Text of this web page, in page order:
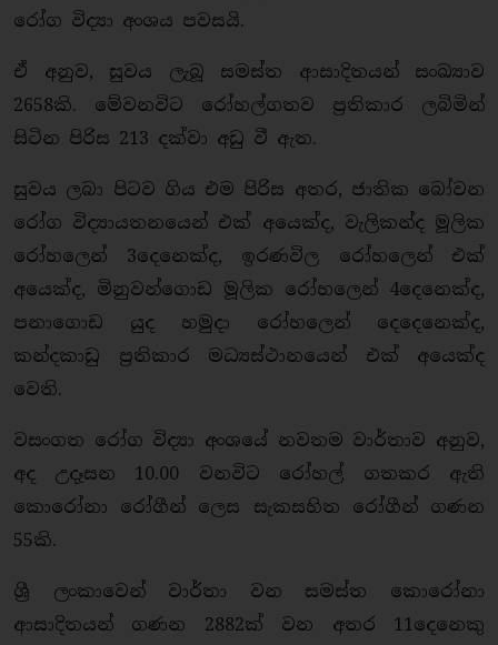
රෝග විද්‍යා අංශය පවසයි.
ඒ අනුව, සුවය ලැබූ සමස්ත ආසාදිතයන් සංඛ්‍යාව
2658කි. මේවනවිට රෝහල්ගතව ප්‍රතිකාර ලබිමින්
සිටින පිරිස 213 දක්වා අඩු වී ඇත.
සුවය ලබා පිටව ගිය එම පිරිස අතර, ජාතික බෝවන
රෝග විද්‍යායතනයෙන් එක් අයෙක්ද, වැලිකන්ද මූලික
රෝහලෙන් 3දෙනෙක්ද, ඉරණවිල රෝහලෙන් එක්
අයෙක්ද, මිනුවන්ගොඩ මූලික රෝහලෙන් 4දෙනෙක්ද,
පනාගොඩ යුද හමුදා රෝහලෙන් දෙදෙනෙක්ද,
කන්දකාඩු ප්‍රතිකාර මධ්‍යස්ථානයෙන් එක් අයෙක්ද
වෙති.
වසංගත රෝග විද්‍යා අංශයේ නවතම වාර්තාව අනුව,
අද උදෑසන 10.00 වනවිට රෝහල් ගතකර ඇති
කොරෝනා රෝගීන් ලෙස සැකසහිත රෝගීන් ගණන
55කි.
ශ්‍රී ලංකාවෙන් වාර්තා වන සමස්ත කොරෝනා
ආසාදිතයන් ගණන 2882ක් වන අතර 11දෙනෙකු